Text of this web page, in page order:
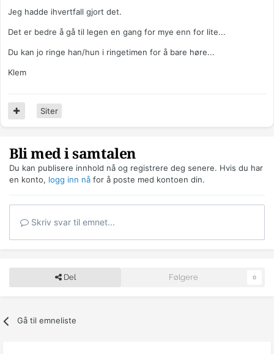
Jeg hadde ihvertfall gjort det.
Det er bedre å gå til legen en gang for mye enn for lite...
Du kan jo ringe han/hun i ringetimen for å bare høre...
Klem
Siter
Bli med i samtalen
Du kan publisere innhold nå og registrere deg senere. Hvis du har
en konto, logg inn nå for å poste med kontoen din.
Skriv svar til emnet...
Del Følgere 0
Gå til emneliste